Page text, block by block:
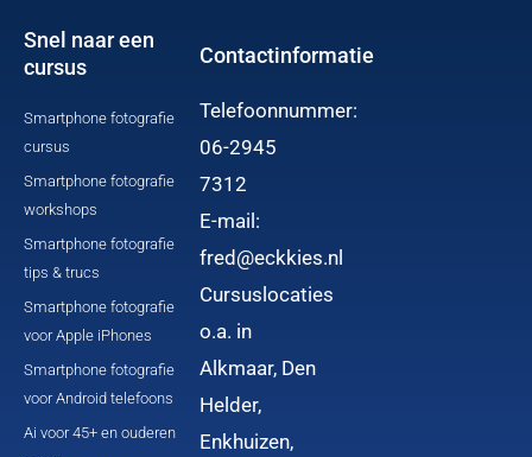
Snel naar een
cursus
Smartphone fotografie
cursus
Smartphone fotografie
workshops
Smartphone fotografie
tips & trucs
Smartphone fotografie
voor Apple iPhones
Smartphone fotografie
voor Android telefoons
Ai voor 45+ en ouderen
Contactinformatie
Telefoonnummer:
06-2945
7312
E-mail:
fred@eckkies.nl
Cursuslocaties
o.a. in
Alkmaar, Den
Helder,
Enkhuizen,